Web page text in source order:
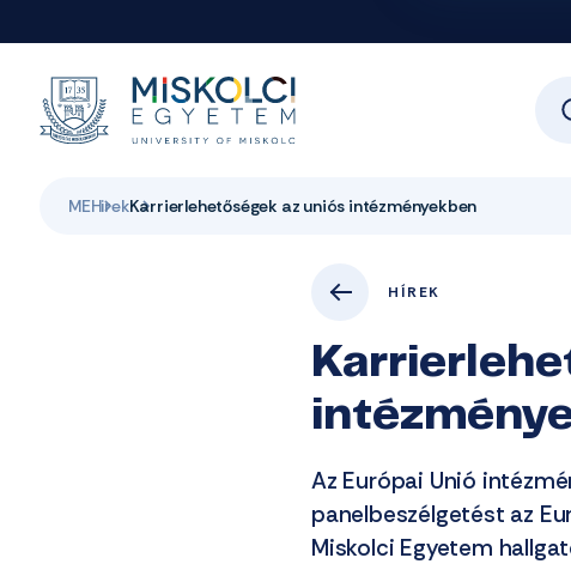
MEHirekKarrierlehetőségek az uniós intézményekben
HÍREK
Az Európai Unió
panelbeszélgetést az
Miskolci Egyetem